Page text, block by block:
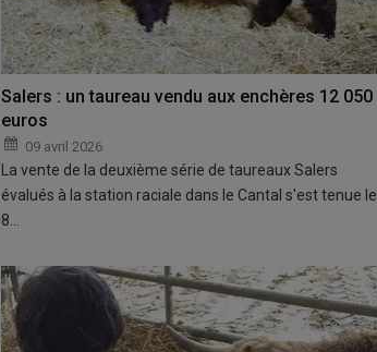
Salers : un taureau vendu aux enchères 12 050
euros
09 avril 2026
La vente de la deuxième série de taureaux Salers
évalués à la station raciale dans le Cantal s'est tenue le
8…